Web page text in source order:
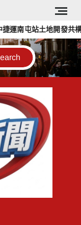
南屯站土地開發共構